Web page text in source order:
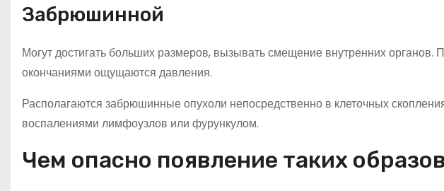
Забрюшинной
Могут достигать больших размеров, вызывать смещение внутренних
окончаниями ощущаются давления.
Располагаются забрюшинные опухоли непосредственно в клеточных
воспалениями лимфоузлов или фурункулом.
Чем опасно появление таких